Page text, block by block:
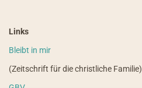
Links
Bleibt in mir
(Zeitschrift für die christliche Familie)